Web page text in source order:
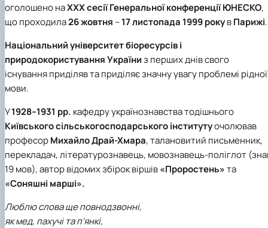
оголошено наXXX сесіїГенеральної конференції ЮНЕСКО,
що проходила26 жовтня –17 листопада 1999 рокувПарижі.
Національний університет біоресурсів і
природокористування Україниз перших днів свого
існування приділяв та приділяє значну увагу проблемі рідної
мови.
У1928–1931 рр. кафедру українознавстватодішнього
Київського сільськогосподарського інститутуочолював
професорМихайло Драй-Хмара, талановитий письменник,
перекладач, літературознавець, мовознавець-поліглот
19 мов), автор відомих збірок віршів«Проростень»та
«Соняшні марші».
Люблю слова ще повнодзвонні,
як мед, пахучі та п'янкі,